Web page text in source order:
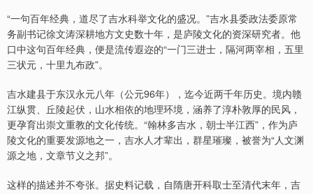
“一句百年经典，道尽了吉水科举文化的盛况。”吉水县委政法委原常
务副书记徐文涛深耕地方文史数十年，是庐陵文化的资深研究者。他
口中这句百年经典，便是流传遐迩的“一门三进士，隔河两宰相，五里
三状元，十里九布政”。
吉水建县于东汉永元八年（公元96年），迄今近两千年历史。境内赣
江纵贯、丘陵起伏，山水相依的地理环境，涵养了淳朴敦厚的民风，
更孕育出崇文重教的文化传统。“翰林多吉水，朝士半江西”，作为庐
陵文化的重要发源地之一，吉水人才辈出，群星璀璨，被誉为“人文渊
源之地，文章节义之邦”。
这样的描述并不夸张。据史料记载，自隋唐开科取士至清代末年，吉